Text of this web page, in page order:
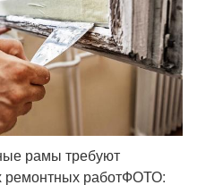
рамы требуют
ремонтных работФОТО: